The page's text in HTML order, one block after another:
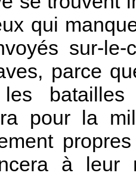
qui
sur-
parce
les
pour la
à leur